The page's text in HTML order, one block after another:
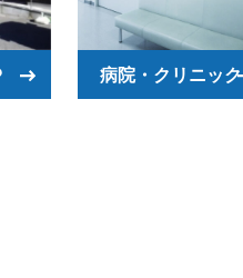
病院・クリニック